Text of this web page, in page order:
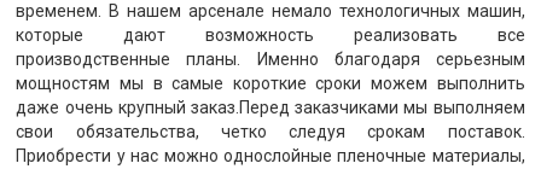
временем. В нашем арсенале немало технологичных машин,
которые дают возможность реализовать все
производственные планы. Именно благодаря серьезным
мощностям мы в самые короткие сроки можем выполнить
даже очень крупный заказ.Перед заказчиками мы выполняем
свои обязательства, четко следуя срокам поставок.
Приобрести у нас можно однослойные пленочные материалы,